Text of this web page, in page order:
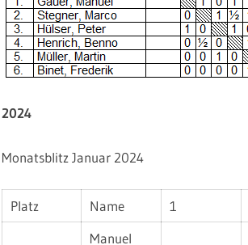
2024
Monatsblitz Januar 2024
Platz Name 1
Manuel